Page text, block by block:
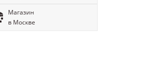
Магазин
в Москве